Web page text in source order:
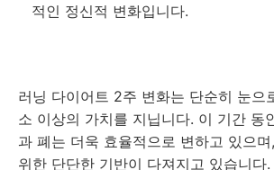
적인 정신적 변화입니다.
러닝 다이어트 2주 변화는 단순히 눈으
소 이상의 가치를 지닙니다. 이 기간 동
과 폐는 더욱 효율적으로 변하고 있으며,
위한 단단한 기반이 다져지고 있습니다.